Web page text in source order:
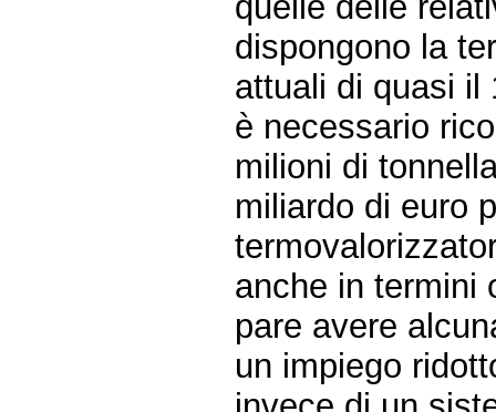
dispongono la
attuali di quasi il
è necessario
milioni di
miliardo di euro
anche in termini
pare avere
un impiego